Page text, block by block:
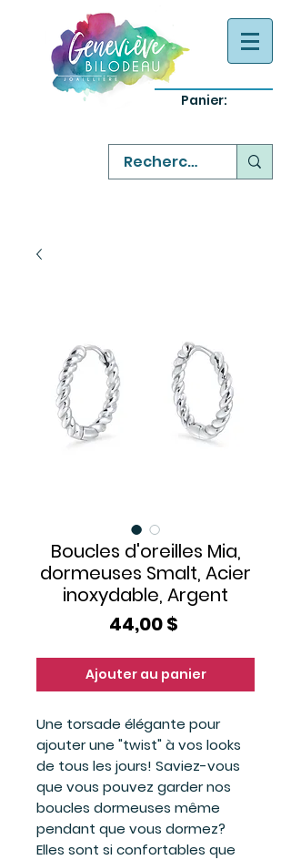
Panier:
Boucles d'oreilles Mia,
dormeuses Smalt, Acier
inoxydable, Argent
44,00 $Prix
Ajouter au panier
Une torsade élégante pour
ajouter une "twist" à vos looks
de tous les jours! Saviez-vous
que vous pouvez garder nos
boucles dormeuses même
pendant que vous dormez?
Elles sont si confortables que